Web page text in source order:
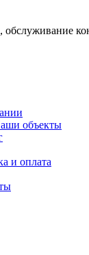
обслуживание
объекты
и оплата